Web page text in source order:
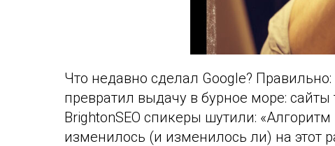
Что недавно сделал Google?
превратил выдачу в бурное море:
BrightonSEO спикеры шутили:
изменилось (и изменилось ли) на этот